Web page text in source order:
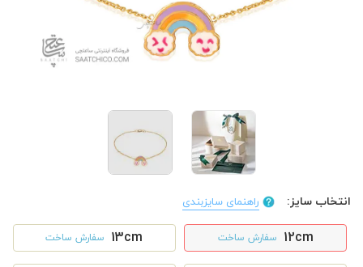
انتخاب سایز: راهنمای سایزبندی
12cm سفارش ساخت 13cm سفارش ساخت